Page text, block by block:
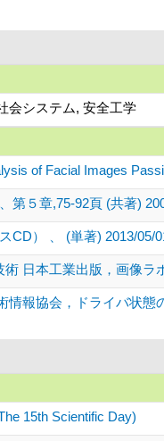
会システム, 安全工学
of Facial Images
５章,75-92頁 (共著)
CD） 、 (単著) 2013/05/
日本工業出版，画像ラ
報協会，ドライバ状態
15th Scientific Day)